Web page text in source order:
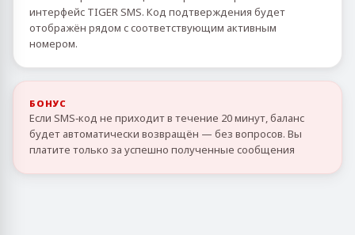
интерфейс TIGER SMS. Код подтверждения будет
отображён рядом с соответствующим активным
номером.
БОНУС
Если SMS‑код не приходит в течение 20 минут, баланс
будет автоматически возвращён — без вопросов. Вы
платите только за успешно полученные сообщения